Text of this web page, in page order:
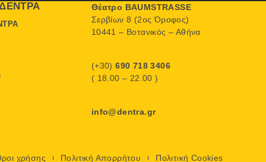
Θέατρο BAUMSTRASSE
Σερβίων 8 (2ος Όροφος)
10441 – Βοτανικός – Αθήνα
(+30)690 718 3406
( 18.00 – 22.00 )
info@dentra.gr
χρήσης Πολιτική Απορρήτου Πολιτική Cookies